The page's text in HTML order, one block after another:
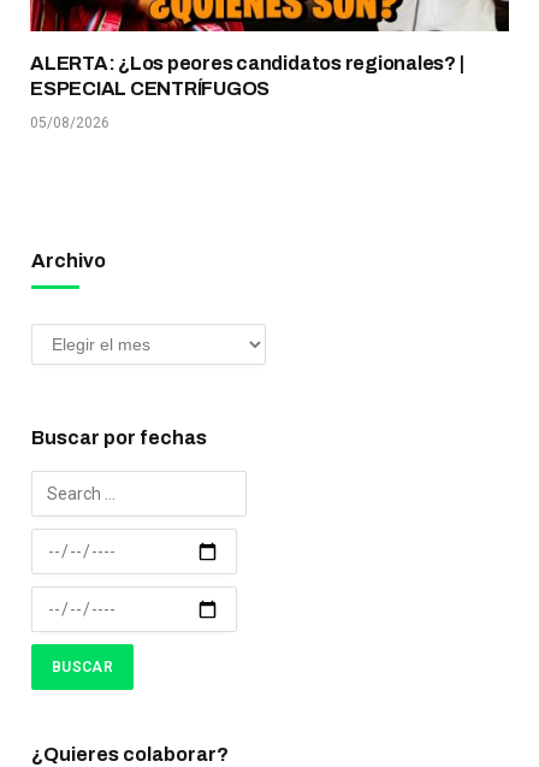
ALERTA: ¿Los peores candidatos regionales? |
ESPECIAL CENTRÍFUGOS
05/08/2026
Archivo
Buscar por fechas
¿Quieres colaborar?